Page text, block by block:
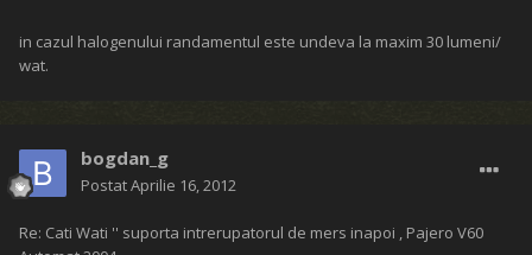
in cazul halogenului randamentul este undeva la maxim 30 lumeni/
wat.
bogdan_g
PostatAprilie 16, 2012
Re: Cati Wati '' suporta intrerupatorul de mers inapoi , Pajero V60